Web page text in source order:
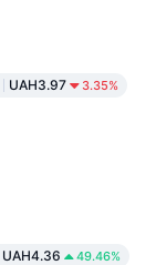
UAH3.97 3.35%
UAH4.36 49.46%